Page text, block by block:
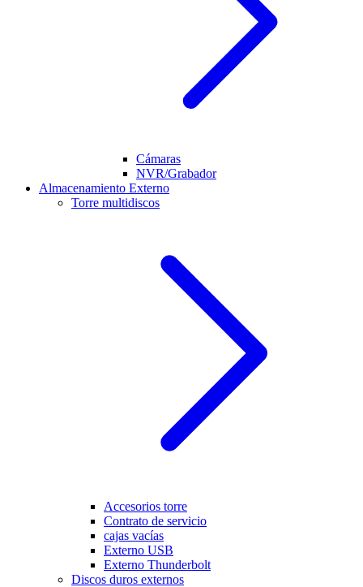
Cámaras
NVR/Grabador
Almacenamiento Externo
Torre multidiscos
Accesorios torre
Contrato de servicio
cajas vacías
Externo USB
Externo Thunderbolt
Discos duros externos